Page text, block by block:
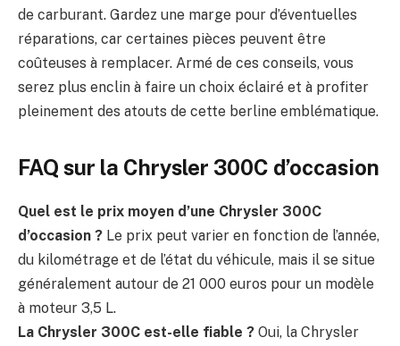
de carburant. Gardez une marge pour d’éventuelles
réparations, car certaines pièces peuvent être
coûteuses à remplacer. Armé de ces conseils, vous
serez plus enclin à faire un choix éclairé et à profiter
pleinement des atouts de cette berline emblématique.
FAQ sur la Chrysler 300C d’occasion
Quel est le prix moyen d’une Chrysler 300C
d’occasion ? Le prix peut varier en fonction de l’année,
du kilométrage et de l’état du véhicule, mais il se situe
généralement autour de 21 000 euros pour un modèle
à moteur 3,5 L.
La Chrysler 300C est-elle fiable ? Oui, la Chrysler